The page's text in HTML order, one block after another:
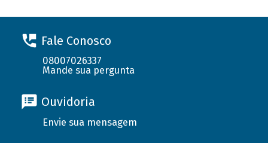
Fale Conosco
08007026337
Mande sua pergunta
Ouvidoria
Envie sua mensagem